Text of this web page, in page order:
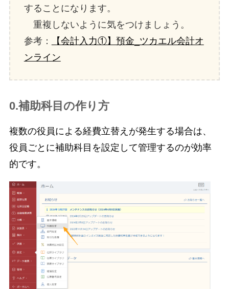
することになります。
重複しないように気をつけましょう。
参考：
【会計入力①】預金_ツカエル会計オ
ンライン
0.補助科目の作り方
複数の役員による経費立替えが発生する場合は、
役員ごとに補助科目を設定して管理するのが効率
的です。